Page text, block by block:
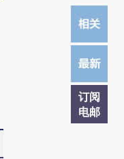
订阅
电邮